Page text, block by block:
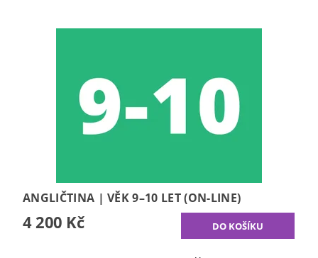
ANGLIČTINA | VĚK 9–10 LET (ON-LINE)
4 200 Kč